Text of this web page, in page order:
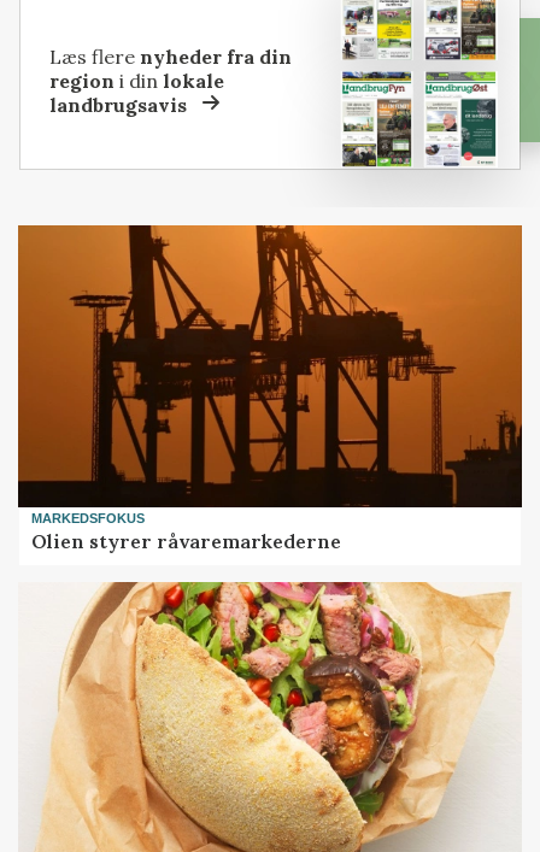
Læs flere nyheder fra din
region i dinlokale
landbrugsavis
MARKEDSFOKUS
Olien styrer råvaremarkederne